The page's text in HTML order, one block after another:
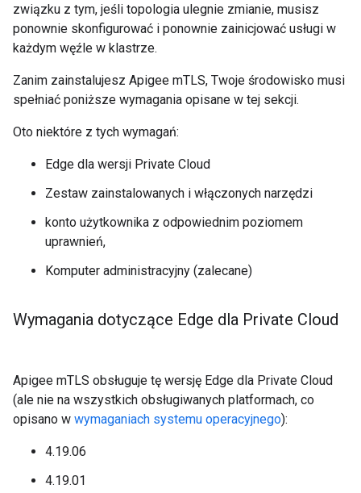
związku z tym, jeśli topologia ulegnie zmianie, musisz
ponownie skonfigurować i ponownie zainicjować usługi w
każdym węźle w klastrze.
Zanim zainstalujesz Apigee mTLS, Twoje środowisko musi
spełniać poniższe wymagania opisane w tej sekcji.
Oto niektóre z tych wymagań:
Edge dla wersji Private Cloud
Zestaw zainstalowanych i włączonych narzędzi
konto użytkownika z odpowiednim poziomem
uprawnień,
Komputer administracyjny (zalecane)
Wymagania dotyczące Edge dla Private Cloud
Apigee mTLS obsługuje tę wersję Edge dla Private Cloud
(ale nie na wszystkich obsługiwanych platformach, co
opisano w wymaganiach systemu operacyjnego):
4.19.06
4.19.01